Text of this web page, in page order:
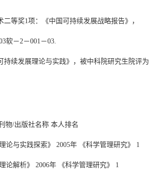
二等奖1项：《中国可持续发展战略报告》，
软－2－001－03.
持续发展理论与实践》，被中科院研究生院评为
物/出版社名称 本人排名
论与实践探索》 2005年 《科学管理研究》 1
论解析》 2006年 《科学管理研究》 1